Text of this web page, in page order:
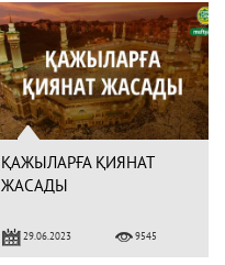
ҚАЖЫЛАРҒА ҚИЯНАТ
ЖАСАДЫ
29.06.2023 9545